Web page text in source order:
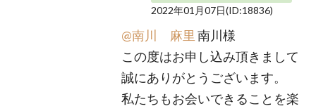
2022年01月07日(ID:18836)
@南川 麻里 南川様
この度はお申し込み頂きまして
誠にありがとうございます。
私たちもお会いできることを楽